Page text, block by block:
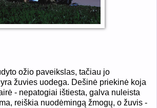
ožio paveikslas, tačiau jo
žuvies uodega. Dešinė priekinė koja
- nepatogiai ištiesta, galva nuleista
reiškia nuodėmingą žmogų, o žuvis -